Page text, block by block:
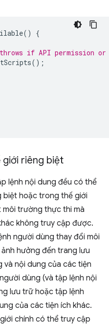
()
{
if API permission
();
riêng biệt
lệnh nội dung đều có thể
biệt hoặc trong thế giới
môi trường thực thi mà
không truy cập được.
người dùng thay đổi môi
hưởng đến trang lưu
nội dung của các tiện
dùng (và tập lệnh nội
lưu trữ hoặc tập lệnh
của các tiện ích khác.
chính có thể truy cập